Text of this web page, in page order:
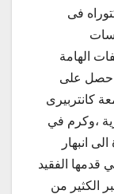
فى
الهامة
حصل على
كانتربيرى
،وكرم في
انبهار
قدمها الفقيد
الكثير من